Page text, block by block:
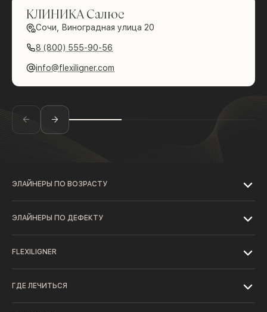
КЛИНИКА Салюс
Сочи, Виноградная улица 20
8 (800) 555-90-56
info@flexiligner.com
ЭЛАЙНЕРЫ ПО ВОЗРАСТУ
ЭЛАЙНЕРЫ ПО ДЕФЕКТУ
FLEXILIGNER
ГДЕ ЛЕЧИТЬСЯ